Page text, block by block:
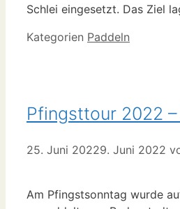
Schlei eingesetzt. Das Ziel
Kategorien Paddeln
Pfingsttour 2022
25. Juni 20229. Juni 2022
Am Pfingstsonntag wurde